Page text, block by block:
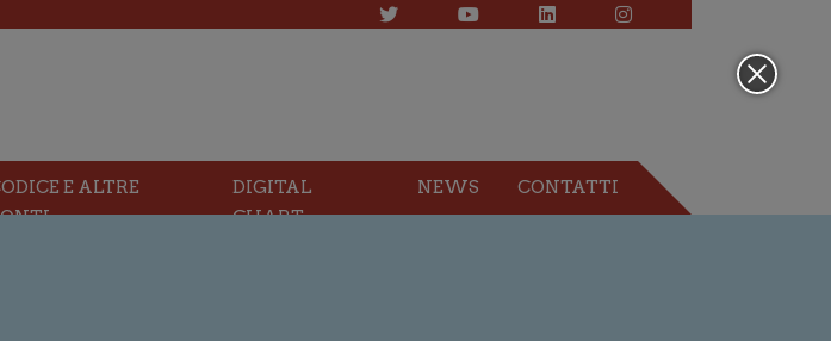
E ALTRE
DIGITAL
CHART
NEWS CONTATTI